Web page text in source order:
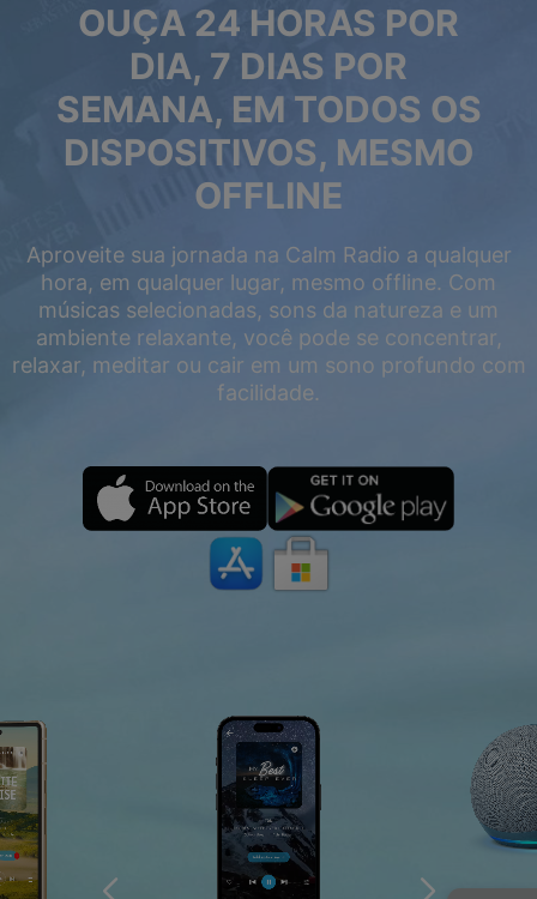
OUÇA 24 HORAS POR
DIA, 7 DIAS POR
SEMANA, EM TODOS OS
DISPOSITIVOS, MESMO
OFFLINE
Aproveite sua jornada na Calm Radio a qualquer
hora, em qualquer lugar, mesmo offline. Com
músicas selecionadas, sons da natureza e um
ambiente relaxante, você pode se concentrar,
relaxar, meditar ou cair em um sono profundo com
facilidade.